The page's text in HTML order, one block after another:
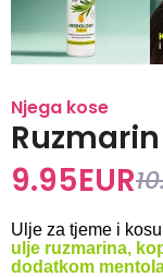
Njega kose
9.95EUR
Ulje za tjeme i
ulje ruzmarina,
dodatkom